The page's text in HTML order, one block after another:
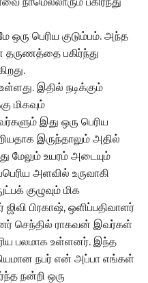
ஒரு பெரிய குடும்பம். அந்த
தருணத்தை பகிர்ந்து
இதில் நடிக்கும்
மிகவும்
இது ஒரு பெரிய
இருந்தாலும் அதில்
மேலும் உயரம் அடையும்
அளவில் உருவாகி
குழுவும் மிக
பிரகாஷ், ஒளிப்பதிவாளர்
செந்தில் ராகவன் இவர்கள்
பலமாக உள்ளனர். இந்த
நபர் என் அப்பா எங்கள்
நன்றி ஒரு